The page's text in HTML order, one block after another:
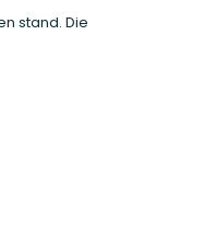
stand. Die